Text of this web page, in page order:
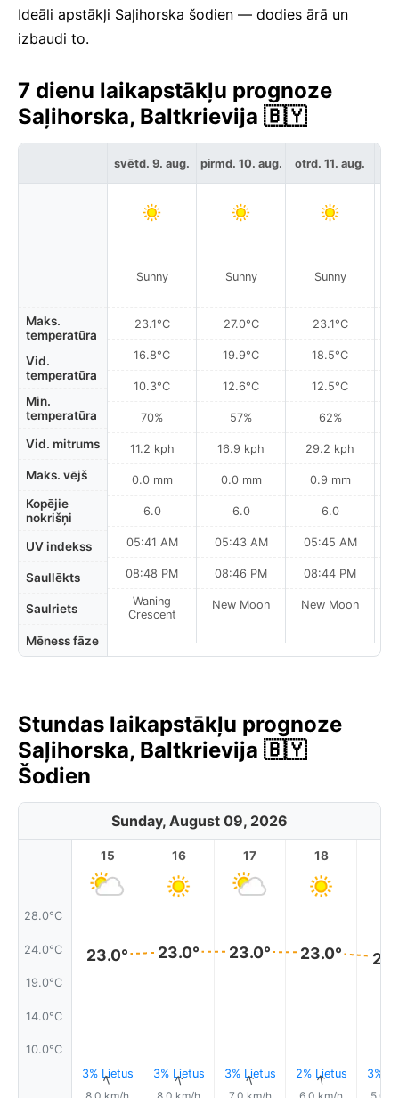
Ideāli apstākļi Saļihorska šodien — dodies ārā un
izbaudi to.
7 dienu laikapstākļu prognoze
Saļihorska, Baltkrievija 🇧🇾
Maks.
temperatūra
Vid.
temperatūra
Min.
temperatūra
Vid. mitrums
Maks. vējš
Kopējie
nokrišņi
UV indekss
Saullēkts
Saulriets
Mēness fāze
svētd. 9. aug.
Sunny
23.1°C
16.8°C
10.3°C
70%
11.2 kph
0.0 mm
6.0
05:41 AM
08:48 PM
Waning
Crescent
pirmd. 10. aug.
Sunny
27.0°C
19.9°C
12.6°C
57%
16.9 kph
0.0 mm
6.0
05:43 AM
08:46 PM
New Moon
otrd. 11. aug.
Sunny
23.1°C
18.5°C
12.5°C
62%
29.2 kph
0.9 mm
6.0
05:45 AM
08:44 PM
New Moon
Stundas laikapstākļu prognoze
Saļihorska, Baltkrievija 🇧🇾
Šodien
Sunday, August 09, 2026
28.0°C
24.0°C
19.0°C
14.0°C
10.0°C
15
23.0°
3% Lietus
↑
16
23.0°
3% Lietus
↑
17
23.0°
3% Lietus
↑
18
23.0°
2% Lietus
↑ 3%